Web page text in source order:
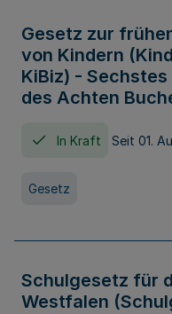
Gesetz zur
von Kindern
KiBiz) -
des Achten
In Kraft Seit 01.
Gesetz
Schulgesetz für
Westfalen